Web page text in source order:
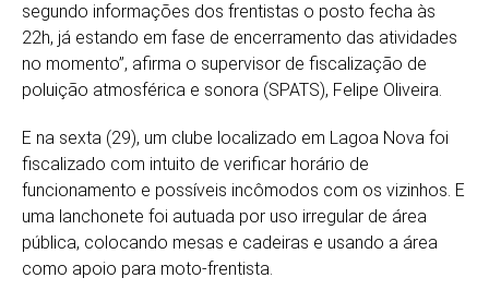
segundo informações dos frentistas o posto fecha às
22h, já estando em fase de encerramento das atividades
no momento”, afirma o supervisor de fiscalização de
poluição atmosférica e sonora (SPATS), Felipe Oliveira.
E na sexta (29), um clube localizado em Lagoa Nova foi
fiscalizado com intuito de verificar horário de
funcionamento e possíveis incômodos com os vizinhos. E
uma lanchonete foi autuada por uso irregular de área
pública, colocando mesas e cadeiras e usando a área
como apoio para moto-frentista.